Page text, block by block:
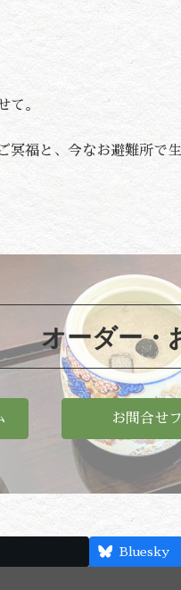
て。
冥福と、今なお避難所で
オーダー・
お問合せ
Bluesky